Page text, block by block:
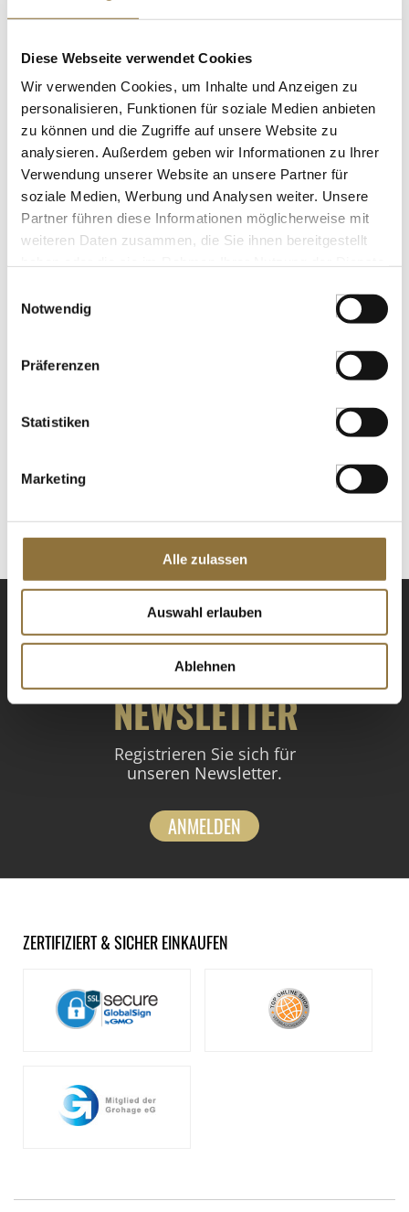
Diese Webseite verwendet Cookies
Wir verwenden Cookies, um Inhalte und Anzeigen zu
personalisieren, Funktionen für soziale Medien anbieten
zu können und die Zugriffe auf unsere Website zu
analysieren. Außerdem geben wir Informationen zu Ihrer
Verwendung unserer Website an unsere Partner für
soziale Medien, Werbung und Analysen weiter. Unsere
Partner führen diese Informationen möglicherweise mit
weiteren Daten zusammen, die Sie ihnen bereitgestellt
Notwendig
Präferenzen
Statistiken
Marketing
Alle zulassen
Auswahl erlauben
Ablehnen
ZUTATEN/PRODUKTINFO
Österreichische Landwirtschaft. Eigenschaften: Es
müssen keine Nährwerte angegeben werden.
Verantwortlicher Unternehmer: Familie Strehn GmbH,
Weinbergweg 1, 7301 Deutschkreutz, Österreich.
ALLERGENE
Allergene
Enthalten
KUNDEN KAUFTEN AUCH
2022er "Weißer Schotter", trocken, 13 %
€ 13,87/ Liter
NEWSLETTER
Registrieren Sie sich für
unseren Newsletter.
ANMELDEN
ZERTIFIZIERT & SICHER EINKAUFEN